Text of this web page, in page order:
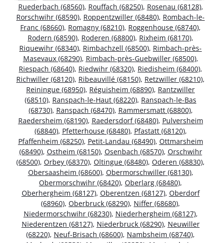
Ruederbach (68560), Rouffach (68250), Rosenau (68128),
Rorschwihr (68590), Roppentzwiller (68480), Rombach-le-
Franc (68660), Romagny (68210), Roggenhouse (68740),
Rodern (68590), Roderen (68800), Rixheim (68170),
Riquewihr (68340), Rimbachzell (68500), Rimbach-près-
Masevaux (68290), Rimbach-près-Guebwiller (68500),
Riespach (68640), Riedwihr (68320), Riedisheim (68400),
Richwiller (68120), Ribeauvillé (68150), Retzwiller (68210),
Reiningue (68950), Réguisheim (68890), Rantzwiller
(68510), Ranspach-le-Haut (68220), Ranspach-le-Bas
(68730), Ranspach (68470), Rammersmatt (68800),
Raedersheim (68190), Raedersdorf (68480), Pulversheim
(68840), Pfetterhouse (68480), Pfastatt (68120),
Pfaffenheim (68250), Petit-Landau (68490), Ottmarsheim
(68490), Ostheim (68150), Osenbach (68570), Orschwihr
(68500), Orbey (68370), Oltingue (68480), Oderen (68830),
Obersaasheim (68600), Obermorschwiller (68130),
Obermorschwihr (68420), Oberlarg (68480),
Oberhergheim (68127), Oberentzen (68127), Oberdorf
(68960), Oberbruck (68290), Niffer (68680),
Niedermorschwihr (68230), Niederhergheim (68127),
Niederentzen (68127), Niederbruck (68290), Neuwiller
(68220), Neuf-Brisach (68600), Nambsheim (68740),